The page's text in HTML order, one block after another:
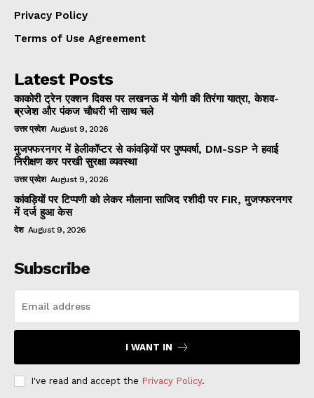
Privacy Policy
Terms of Use Agreement
Latest Posts
काकोरी ट्रेन एक्शन दिवस पर लखनऊ में योगी की तिरंगा यात्रा, केशव-
ब्रजेश और पंकज चौधरी भी साथ चले
उत्तर प्रदेश August 9, 2026
मुजफ्फरनगर में हेलीकॉप्टर से कांवड़ियों पर पुष्पवर्षा, DM-SSP ने हवाई
निरीक्षण कर परखी सुरक्षा व्यवस्था
उत्तर प्रदेश August 9, 2026
कांवड़ियों पर टिप्पणी को लेकर मौलाना साजिद रशीदी पर FIR, मुजफ्फरनगर
में दर्ज हुआ केस
देश August 9, 2026
Subscribe
I WANT IN
I've read and accept the Privacy Policy.